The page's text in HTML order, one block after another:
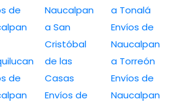
de
de
Naucalpan
a San
Cristóbal
de las
Casas
Envíos de
a Tonalá
Envíos de
Naucalpan
a Torreón
Envíos de
Naucalpan